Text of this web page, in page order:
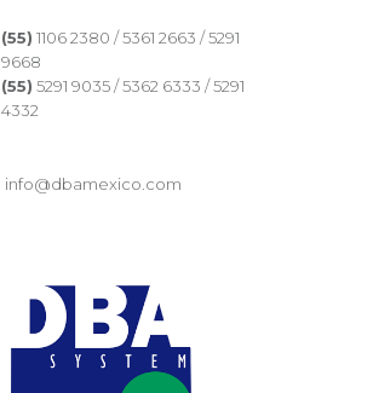
(55) 1106 2380 / 5361 2663 / 5291
9668
(55) 5291 9035 / 5362 6333 / 5291
4332
info@dbamexico.com